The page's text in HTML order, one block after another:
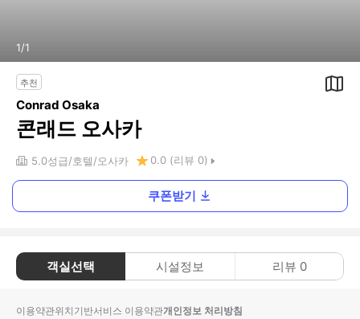
1/1
추천
Conrad Osaka
콘래드 오사카
5.0성급 호텔 오사카 0.0 (리뷰 0)
쿠폰받기
객실선택 시설정보 리뷰 0
이용약관위치기반서비스 이용약관개인정보 처리방침